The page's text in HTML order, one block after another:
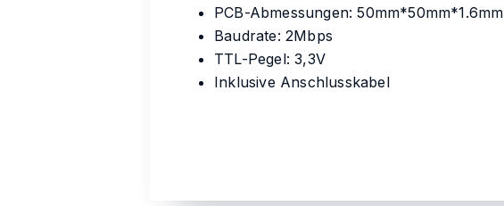
PCB-Abmessungen: 50mm*50mm*1.6mm
Baudrate: 2Mbps
TTL-Pegel: 3,3V
Inklusive Anschlusskabel